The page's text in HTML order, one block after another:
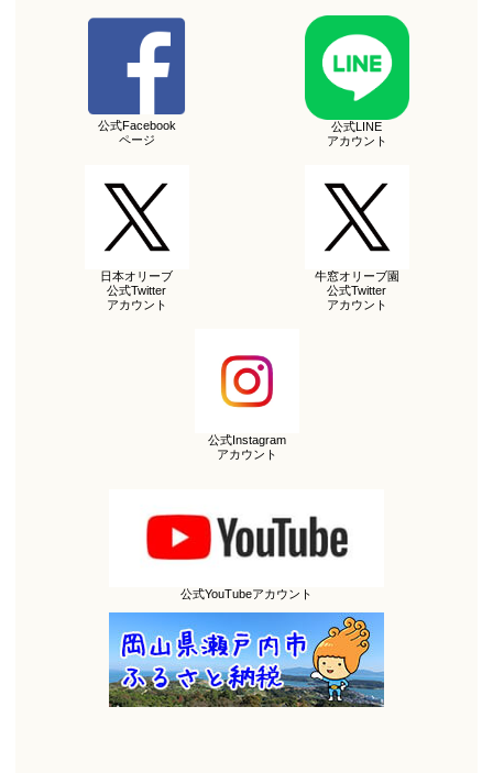
公式Facebook
ページ
公式LINE
アカウント
日本オリーブ
公式Twitter
アカウント
牛窓オリーブ園
公式Twitter
アカウント
公式Instagram
アカウント
公式YouTubeアカウント